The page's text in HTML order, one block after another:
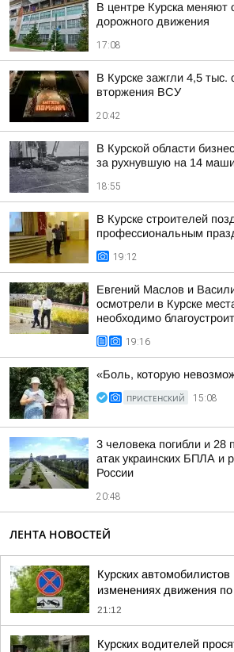
В центре Курска меняют
дорожного движения
17:08
В Курске зажгли 4,5 тыс.
вторжения ВСУ
20:42
В Курской области
за рухнувшую на 14
18:55
В Курске строителей
профессиональным
19:12
Евгений Маслов и
осмотрели в Курске
необходимо
19:16
«Боль, которую
ПРИСТЕНСКИЙ 15:08
3 человека погибли и 28
атак украинских БПЛА и
России
20:48
ЛЕНТА НОВОСТЕЙ
Курских
изменениях движения
21:12
Курских водителей